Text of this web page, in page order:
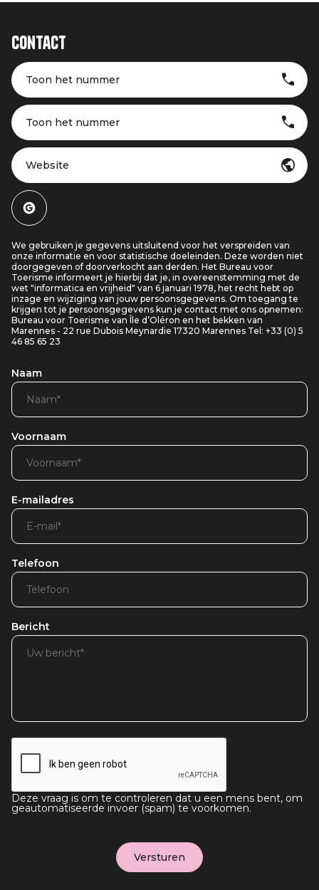
Contact
Toon het nummer
Toon het nummer
Website
We gebruiken je gegevens uitsluitend voor het verspreiden van
onze informatie en voor statistische doeleinden. Deze worden niet
doorgegeven of doorverkocht aan derden. Het Bureau voor
Toerisme informeert je hierbij dat je, in overeenstemming met de
wet "informatica en vrijheid" van 6 januari 1978, het recht hebt op
inzage en wijziging van jouw persoonsgegevens. Om toegang te
krijgen tot je persoonsgegevens kun je contact met ons opnemen:
Bureau voor Toerisme van Île d’Oléron en het bekken van
Marennes - 22 rue Dubois Meynardie 17320 Marennes Tel: +33 (0) 5
46 85 65 23
Naam
Voornaam
E-mailadres
Telefoon
Bericht
Deze vraag is om te controleren dat u een mens bent, om
geautomatiseerde invoer (spam) te voorkomen.